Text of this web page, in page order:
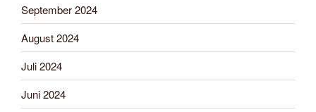
September 2024
August 2024
Juli 2024
Juni 2024